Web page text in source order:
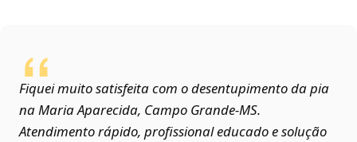
Fiquei muito satisfeita com o desentupimento da pia
na Maria Aparecida, Campo Grande‑MS.
Atendimento rápido, profissional educado e solução